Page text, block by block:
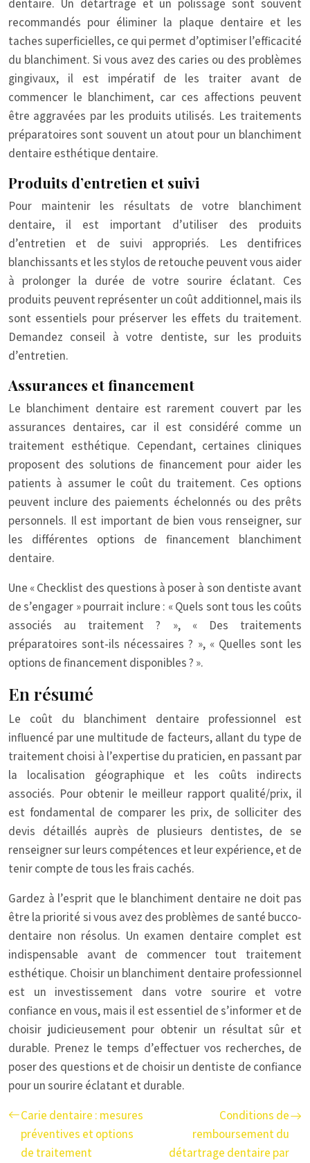
dentaire. Un détartrage et un polissage sont souvent
recommandés pour éliminer la plaque dentaire et les
taches superficielles, ce qui permet d’optimiser l’efficacité
du blanchiment. Si vous avez des caries ou des problèmes
gingivaux, il est impératif de les traiter avant de
commencer le blanchiment, car ces affections peuvent
être aggravées par les produits utilisés. Les traitements
préparatoires sont souvent un atout pour un blanchiment
dentaire esthétique dentaire.
Produits d’entretien et suivi
Pour maintenir les résultats de votre blanchiment
dentaire, il est important d’utiliser des produits
d’entretien et de suivi appropriés. Les dentifrices
blanchissants et les stylos de retouche peuvent vous aider
à prolonger la durée de votre sourire éclatant. Ces
produits peuvent représenter un coût additionnel, mais ils
sont essentiels pour préserver les effets du traitement.
Demandez conseil à votre dentiste, sur les produits
d’entretien.
Assurances et financement
Le blanchiment dentaire est rarement couvert par les
assurances dentaires, car il est considéré comme un
traitement esthétique. Cependant, certaines cliniques
proposent des solutions de financement pour aider les
patients à assumer le coût du traitement. Ces options
peuvent inclure des paiements échelonnés ou des prêts
personnels. Il est important de bien vous renseigner, sur
les différentes options de financement blanchiment
dentaire.
Une « Checklist des questions à poser à son dentiste avant
de s’engager » pourrait inclure : « Quels sont tous les coûts
associés au traitement ? », « Des traitements
préparatoires sont-ils nécessaires ? », « Quelles sont les
options de financement disponibles ? ».
En résumé
Le coût du blanchiment dentaire professionnel est
influencé par une multitude de facteurs, allant du type de
traitement choisi à l’expertise du praticien, en passant par
la localisation géographique et les coûts indirects
associés. Pour obtenir le meilleur rapport qualité/prix, il
est fondamental de comparer les prix, de solliciter des
devis détaillés auprès de plusieurs dentistes, de se
renseigner sur leurs compétences et leur expérience, et de
tenir compte de tous les frais cachés.
Gardez à l’esprit que le blanchiment dentaire ne doit pas
être la priorité si vous avez des problèmes de santé bucco-
dentaire non résolus. Un examen dentaire complet est
indispensable avant de commencer tout traitement
esthétique. Choisir un blanchiment dentaire professionnel
est un investissement dans votre sourire et votre
confiance en vous, mais il est essentiel de s’informer et de
choisir judicieusement pour obtenir un résultat sûr et
durable. Prenez le temps d’effectuer vos recherches, de
poser des questions et de choisir un dentiste de confiance
pour un sourire éclatant et durable.
Carie dentaire : mesures
préventives et options
de traitement
Conditions de
remboursement du
détartrage dentaire par